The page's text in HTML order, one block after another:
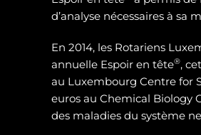
d’analyse nécessaires à sa
En 2014, les Rotariens
annuelle Espoir en tête®,
au Luxembourg Centre for
euros au Chemical Biology
des maladies du système